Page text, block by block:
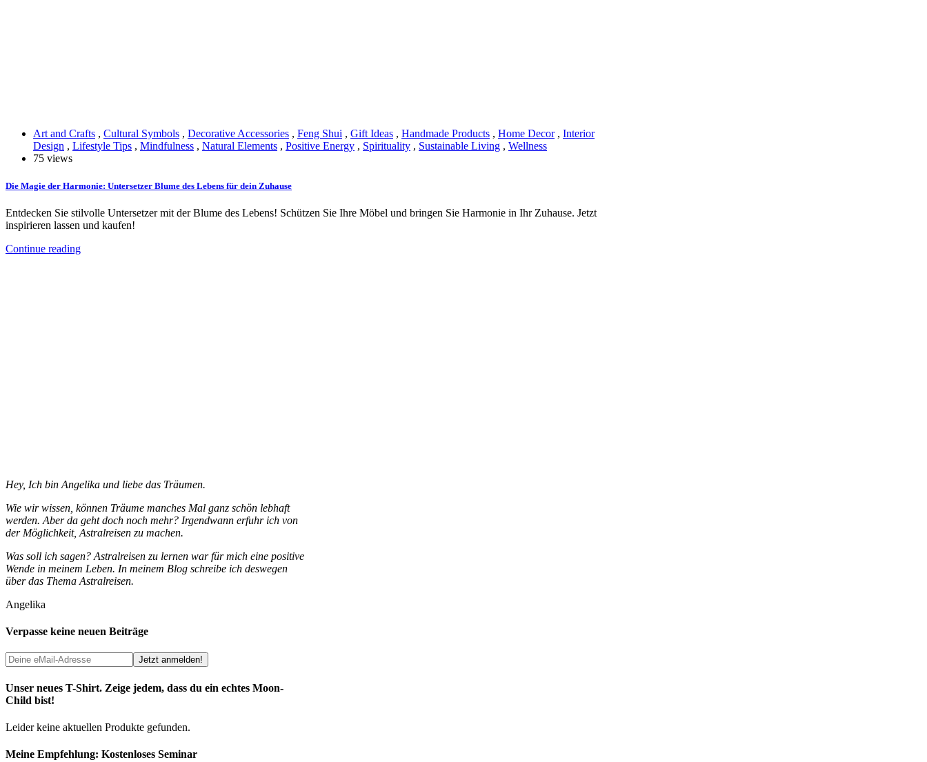
Art and Crafts , Cultural Symbols , Decorative Accessories , Feng Shui , Gift Ideas , Handmade Products , Home Decor, Interior
Design , Lifestyle Tips , Mindfulness , Natural Elements , Positive Energy , Spirituality , Sustainable Living , Wellness
75 views
Die Magie der Harmonie: Untersetzer Blume des Lebens für dein Zuhause
Entdecken Sie stilvolle Untersetzer mit der Blume des Lebens! Schützen Sie Ihre Möbel und bringen Sie Harmonie in Ihr Zuhause. Jetzt
inspirieren lassen und kaufen!
Continue reading
Hey, Ich bin Angelika und liebe das Träumen.
Wie wir wissen, können Träume manches Mal ganz schön lebhaft
werden. Aber da geht doch noch mehr? Irgendwann erfuhr ich von
der Möglichkeit, Astralreisen zu machen.
Was soll ich sagen? Astralreisen zu lernen war für mich eine positive
Wende in meinem Leben. In meinem Blog schreibe ich deswegen
über das Thema Astralreisen.
Angelika
Verpasse keine neuen Beiträge
Unser neues T-Shirt. Zeige jedem, dass du ein echtes Moon-
Child bist!
Leider keine aktuellen Produkte gefunden.
Meine Empfehlung: Kostenloses Seminar